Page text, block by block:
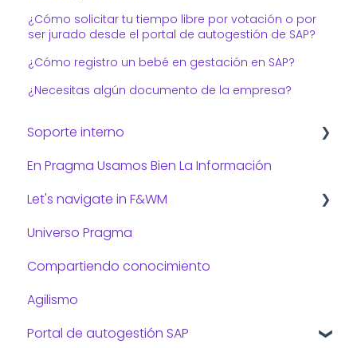
¿Cómo solicitar tu tiempo libre por votación o por
ser jurado desde el portal de autogestión de SAP?
¿Cómo registro un bebé en gestación en SAP?
¿Necesitas algún documento de la empresa?
Soporte interno
Consejos de TI
En Pragma Usamos Bien La Información
Let's navigate in F&WM
Preguntas frecuentes:
Gestión administrativa
Gestión de viajes
Universo Pragma
Compartiendo conocimiento
Agilismo
Portal de autogestión SAP